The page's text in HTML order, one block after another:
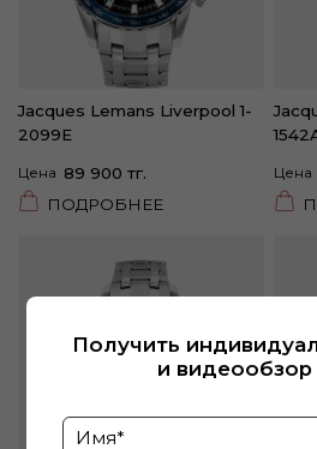
Jacques Lemans Liverpool 1-
2099E
Цена 89 900 тг.
ПОДРОБНЕЕ
Цена
Получить
и видеообзор